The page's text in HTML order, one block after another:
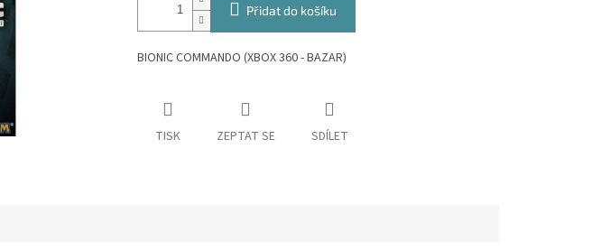
Přidat do košíku
BIONIC COMMANDO (XBOX 360 - BAZAR)
TISK ZEPTAT SE SDÍLET